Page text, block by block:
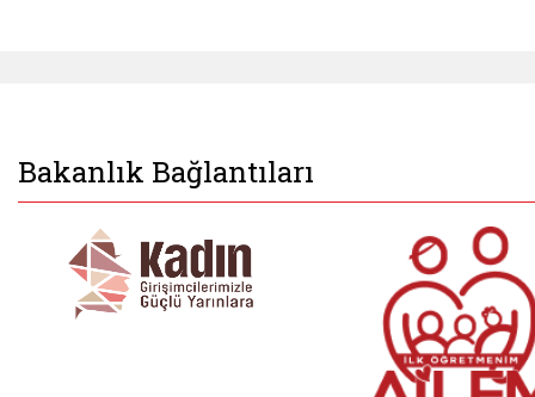
Bakanlık Bağlantıları